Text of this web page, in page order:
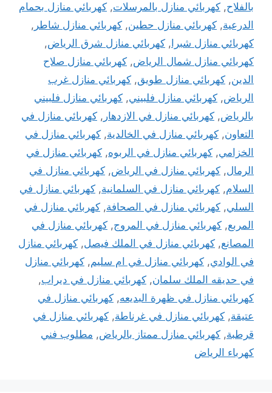
بالفلاح, كهربائي منازل بالمرسلات, كهربائي منازل بحمام
الدرعية, كهربائي منازل حطين, كهربائي منازل شاطر ,
كهربائي منازل شبرا, كهربائي منازل شرق الرياض,
كهربائي منازل شمال الرياض, كهربائي منازل صلاح
الدين, كهربائي منازل طويق, كهربائي منازل غرب
الرياض, كهربائي منازل فلبيني, كهربائي منازل فلبيني
بالرياض, كهربائي منازل في الازدهار , كهربائي منازل في
التعاون, كهربائي منازل في الخالدية, كهربائي منازل في
الخزامي, كهربائي منازل في الربوه, كهربائي منازل في
الرمال, كهربائي منازل في الرياض, كهربائي منازل في
السلام, كهربائي منازل في السلمانية, كهربائي منازل في
السلي, كهربائي منازل في الصحافة, كهربائي منازل في
المربع, كهربائي منازل في المروج, كهربائي منازل في
المصانع, كهربائي منازل في الملك فيصل, كهربائي منازل
في الوادي, كهربائي منازل في ام سليم, كهربائي منازل
في حديقه الملك سلمان, كهربائي منازل في ديراب,
كهربائي منازل في ظهرة البديعه, كهربائي منازل في
عتيقة, كهربائي منازل في غرناطة, كهربائي منازل في
قرطبة, كهربائي منازل ممتاز بالرياض, مطلوب فني
كهرباء الرياض